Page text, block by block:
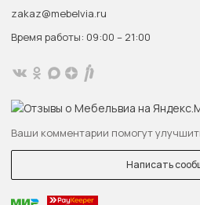
zakaz@mebelvia.ru
Время работы: 09:00 – 21:00
Ваши комментарии помогут
Написать